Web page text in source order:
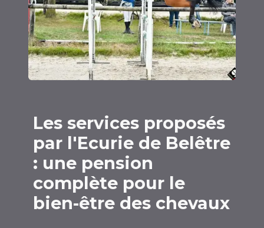
Les services proposés
par l'Ecurie de Belêtre
: une pension
complète pour le
bien-être des chevaux